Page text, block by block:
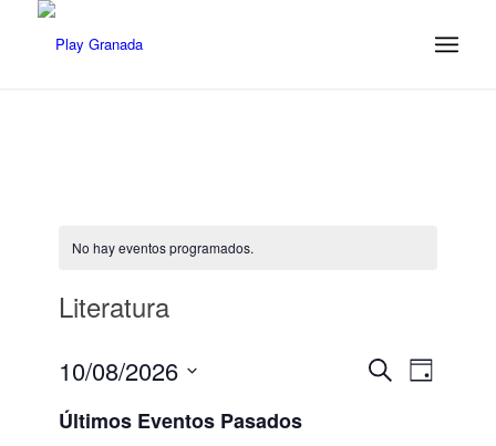
No hay eventos programados.
Literatura
Buscar
de
Día
10/08/2026
fecha.
Últimos Eventos Pasados